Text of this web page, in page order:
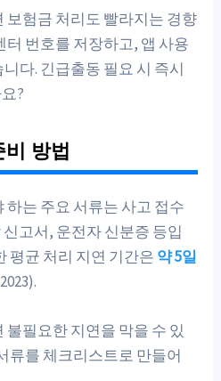
보험금 처리도 빨라지는 경향
터 번호를 저장하고, 앱 사용
다. 긴급출동 필요 시 즉시
?
방법
하는 주요 서류는 사고 접수
고서, 운전자 신분증 등입
평균 처리 지연 기간은 약 5일
필요한 지연을 막을 수 있
류를 체크리스트로 만들어